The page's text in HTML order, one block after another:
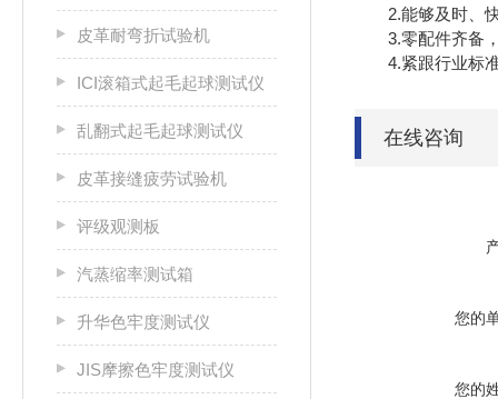
皮革耐弯折试验机
ICI滚箱式起毛起球测试仪
乱翻式起毛起球测试仪
皮革接缝疲劳试验机
评级观测板
汽蒸缩率测试箱
升华色牢度测试仪
JIS摩擦色牢度测试仪
2.能够及时、快
3.零配件齐备，
4.紧跟行业标准
在线咨询
您的
您的